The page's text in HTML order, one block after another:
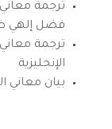
ترجمة معاني
فضل إلهي
ترجمة
الإنجليزية
بيان معاني